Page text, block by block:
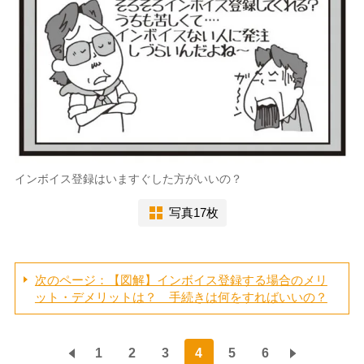
インボイス登録はいますぐした方がいいの？
写真17枚
次のページ：【図解】インボイス登録する場合のメリ
ット・デメリットは？ 手続きは何をすればいいの？
1 2 3 4 5 6